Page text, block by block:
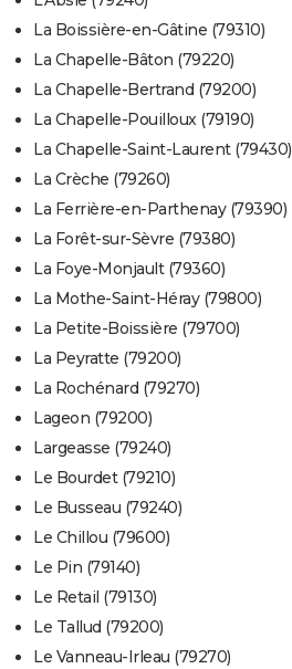
La Boissière-en-Gâtine (79310)
La Chapelle-Bâton (79220)
La Chapelle-Bertrand (79200)
La Chapelle-Pouilloux (79190)
La Chapelle-Saint-Laurent (79430)
La Crèche (79260)
La Ferrière-en-Parthenay (79390)
La Forêt-sur-Sèvre (79380)
La Foye-Monjault (79360)
La Mothe-Saint-Héray (79800)
La Petite-Boissière (79700)
La Peyratte (79200)
La Rochénard (79270)
Lageon (79200)
Largeasse (79240)
Le Bourdet (79210)
Le Busseau (79240)
Le Chillou (79600)
Le Pin (79140)
Le Retail (79130)
Le Tallud (79200)
Le Vanneau-Irleau (79270)